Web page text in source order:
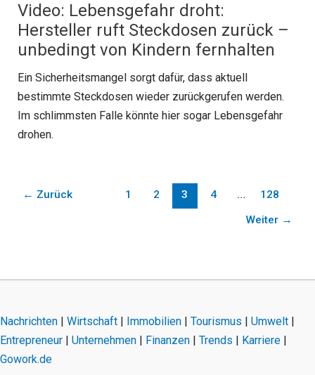
Video: Lebensgefahr droht:
Hersteller ruft Steckdosen zurück –
unbedingt von Kindern fernhalten
Ein Sicherheitsmangel sorgt dafür, dass aktuell
bestimmte Steckdosen wieder zurückgerufen werden.
Im schlimmsten Falle könnte hier sogar Lebensgefahr
drohen.
← Zurück 1 2 3 4 … 128
Weiter →
Nachrichten | Wirtschaft | Immobilien | Tourismus | Umwelt |
Entrepreneur | Unternehmen | Finanzen | Trends | Karriere |
Gowork.de